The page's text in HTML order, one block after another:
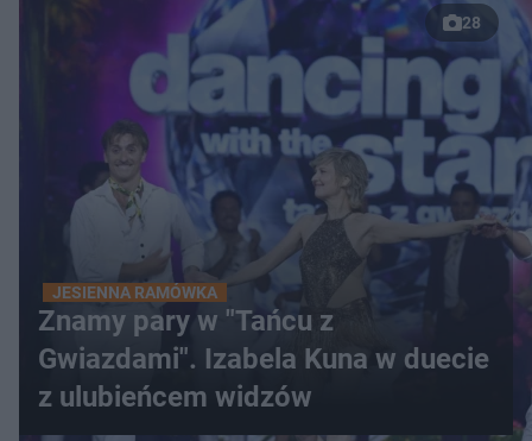
28
JESIENNA RAMÓWKA
Znamy pary w "Tańcu z
Gwiazdami". Izabela Kuna w duecie
z ulubieńcem widzów